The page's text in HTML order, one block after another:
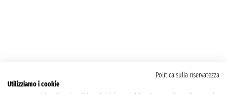
Politica sulla riservatezza
Utilizziamo i cookie